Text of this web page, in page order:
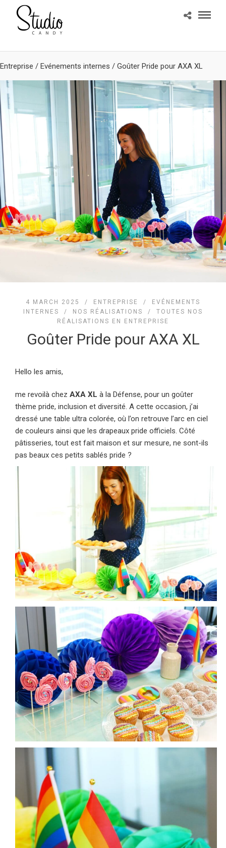
Entreprise / Evénements internes / Goûter Pride pour AXA XL
4 MARCH 2025 / ENTREPRISE /
EVÉNEMENTS
INTERNES
/ NOS RÉALISATIONS / TOUTES NOS
RÉALISATIONS EN ENTREPRISE
Goûter Pride pour AXA XL
Hello les amis,
me revoilà chez AXA XL à la Défense, pour un goûter
thème pride, inclusion et diversité. A cette occasion, j’ai
dressé une table ultra colorée, où l’on retrouve l’arc en ciel
de couleurs ainsi que les drapeaux pride officiels. Côté
pâtisseries, tout est fait maison et sur mesure, ne sont-ils
pas beaux ces petits sablés pride ?